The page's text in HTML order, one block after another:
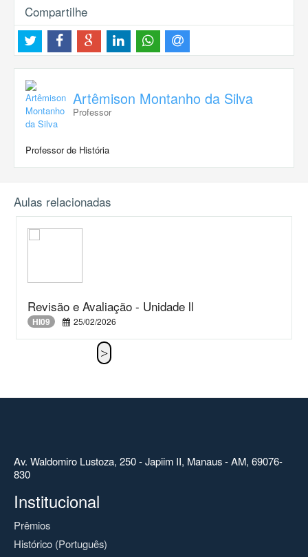
Compartilhe
Artêmison Montanho da Silva
Professor
Professor de História
Aulas relacionadas
Revisão e Avaliação - Unidade ll
HI09 25/02/2026
Av. Waldomiro Lustoza, 250 - Japiim II, Manaus - AM, 69076-
830
Institucional
Prêmios
Histórico (Português)